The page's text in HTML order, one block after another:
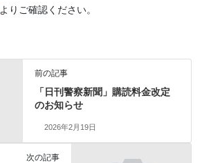
よりご確認ください。
前の記事
「日刊警察新聞」購読料金改定
のお知らせ
2026年2月19日
次の記事